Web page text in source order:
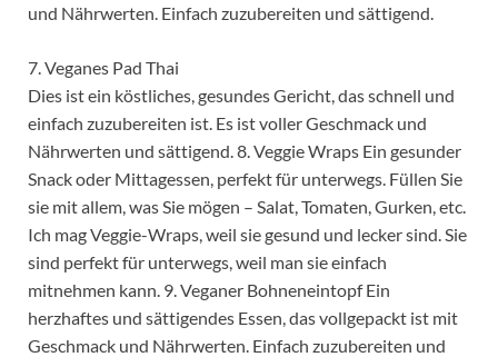
und Nährwerten. Einfach zuzubereiten und sättigend.
7. Veganes Pad Thai
Dies ist ein köstliches, gesundes Gericht, das schnell und
einfach zuzubereiten ist. Es ist voller Geschmack und
Nährwerten und sättigend. 8. Veggie Wraps Ein gesunder
Snack oder Mittagessen, perfekt für unterwegs. Füllen Sie
sie mit allem, was Sie mögen – Salat, Tomaten, Gurken, etc.
Ich mag Veggie-Wraps, weil sie gesund und lecker sind. Sie
sind perfekt für unterwegs, weil man sie einfach
mitnehmen kann. 9. Veganer Bohneneintopf Ein
herzhaftes und sättigendes Essen, das vollgepackt ist mit
Geschmack und Nährwerten. Einfach zuzubereiten und